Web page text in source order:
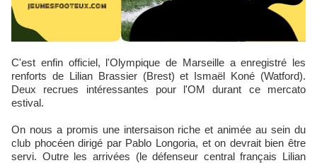
C'est enfin officiel, l'Olympique de Marseille a enregistré les
renforts de Lilian Brassier (Brest) et Ismaël Koné (Watford).
Deux recrues intéressantes pour l'OM durant ce mercato
estival.
On nous a promis une intersaison riche et animée au sein du
club phocéen dirigé par Pablo Longoria, et on devrait bien être
servi. Outre les arrivées (le défenseur central français Lilian